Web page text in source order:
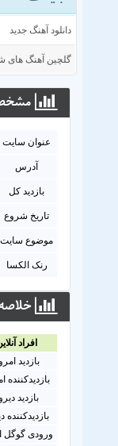
دانلود آهنگ جدید
گلچین آهنگ های
عنوان سايت
آدرس
بازدید کل
تاریخ شروع
موضوع سایت
رنک الکسا
افراد
بازدید
بازدیدکننده
بازدید
بازدیدکننده
ورودی گوگل